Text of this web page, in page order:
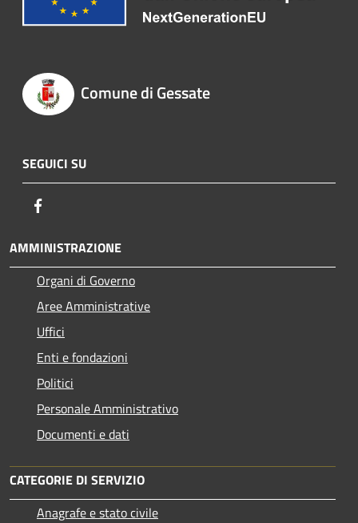
Comune di Gessate
SEGUICI SU
AMMINISTRAZIONE
Organi di Governo
Aree Amministrative
Uffici
Enti e fondazioni
Politici
Personale Amministrativo
Documenti e dati
CATEGORIE DI SERVIZIO
Anagrafe e stato civile